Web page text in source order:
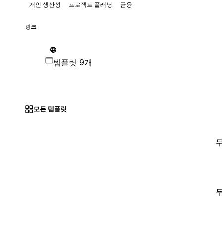
개인 생산성 프로젝트 플래닝 금융
링크
템플릿 9개
모든 템플릿